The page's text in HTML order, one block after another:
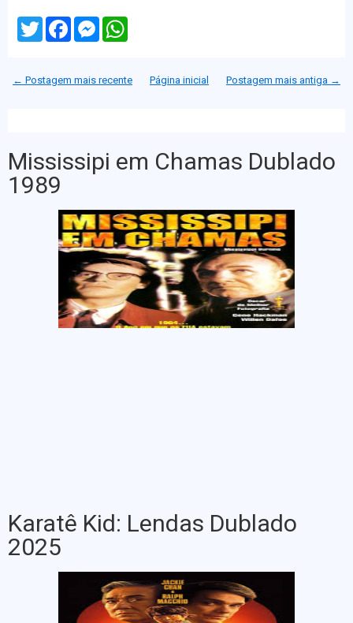
T
w
e
F
o
M
n
A
← Postagem mais recente Postagem mais antiga →
Página inicial
Mississipi em Chamas Dublado
1989
Karatê Kid: Lendas Dublado
2025